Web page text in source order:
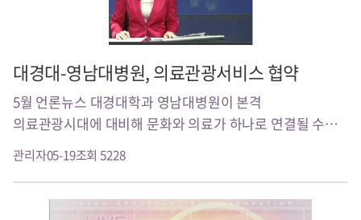
대경대-영남대병원, 의료관광서비스 협약
5월 언론뉴스 대경대학과 영남대병원이 본격
의료관광시대에 대비해 문화와 의료가 하나로 연결될 수
있는 프로그램 개발에 나서기로 했습니다..
관리자05-19조회 5228